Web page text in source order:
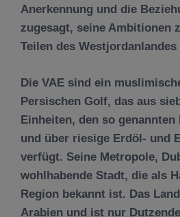
Anerkennung und die
zugesagt, seine Ambitionen
Teilen des Westjordanlandes
Die VAE sind ein
Persischen Golf, das aus
Einheiten, den so
und über riesige Erdöl- und
verfügt. Seine Metropole,
wohlhabende Stadt, die als
Region bekannt ist. Das
Arabien und ist nur